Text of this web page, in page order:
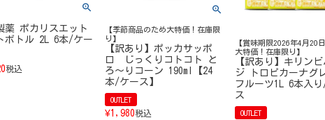
薬 ポカリスエット
ボトル 2L 6本/ケー
税込
【季節商品のため大特価！在庫限
り】
【訳あり】ポッカサッポ
ロ じっくりコトコト と
ろ～りコーン 190ml【24
本/ケース】
OUTLET
¥1,980税込
【賞味期限2026年4月20
大特価！在庫限り】
【訳あり】キリンビ
ジ トロピカーナグ
フルーツ1L 6本入
ス
OUTLET